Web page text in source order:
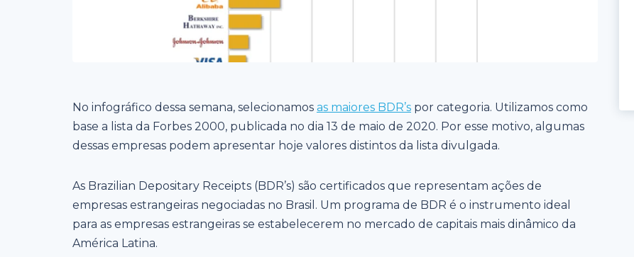
No infográfico dessa semana, selecionamos as maiores BDR’s por categoria. Utilizamos como
base a lista da Forbes 2000, publicada no dia 13 de maio de 2020. Por esse motivo, algumas
dessas empresas podem apresentar hoje valores distintos da lista divulgada.
As Brazilian Depositary Receipts (BDR’s) são certificados que representam ações de
empresas estrangeiras negociadas no Brasil. Um programa de BDR é o instrumento ideal
para as empresas estrangeiras se estabelecerem no mercado de capitais mais dinâmico da
América Latina.